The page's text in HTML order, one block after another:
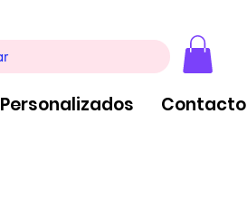
Personalizados Contacto